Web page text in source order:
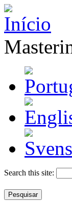
Search this site: